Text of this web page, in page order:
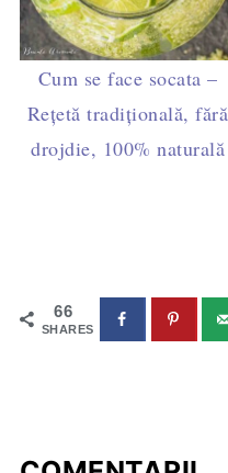
Cum se face socata –
Rețetă tradițională, fără
drojdie, 100% naturală
66
SHARES